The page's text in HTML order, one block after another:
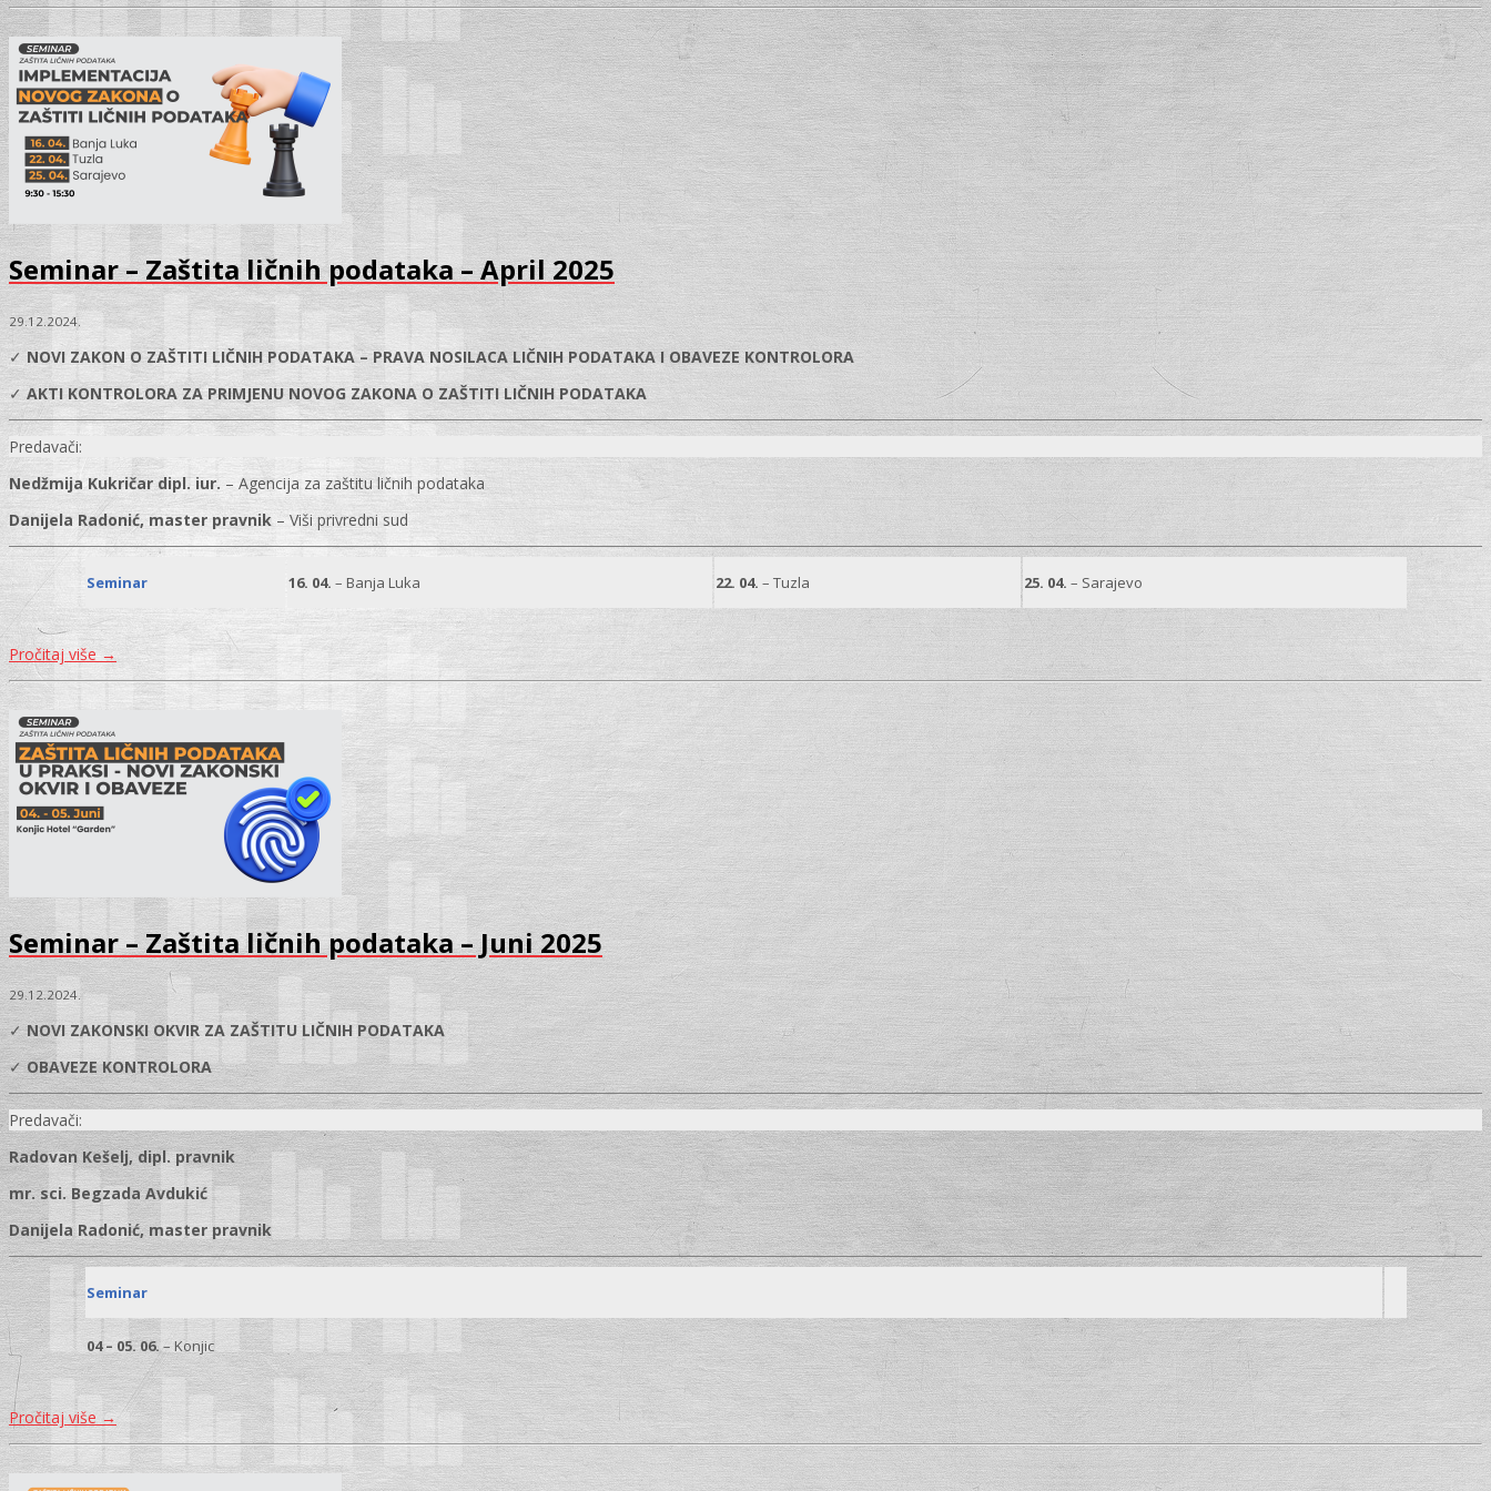
Seminar – Zaštita ličnih podataka – April 2025
29.12.2024.
✓NOVI ZAKON O ZAŠTITI LIČNIH PODATAKA – PRAVA NOSILACA LIČNIH PODATAKA I OBAVEZE KONTROLORA
✓ AKTI KONTROLORA ZA PRIMJENU NOVOG ZAKONA O ZAŠTITI LIČNIH PODATAKA
Predavači:
Nedžmija Kukričar dipl. iur. – Agencija za zaštitu ličnih podataka
Danijela Radonić, master pravnik – Viši privredni sud
Seminar 16. 04. – Banja Luka 22. 04. – Tuzla 25. 04. – Sarajevo
Pročitaj više→
Seminar – Zaštita ličnih podataka – Juni 2025
29.12.2024.
✓ NOVI ZAKONSKI OKVIR ZA ZAŠTITU LIČNIH PODATAKA
✓OBAVEZE KONTROLORA
Predavači:
Radovan Kešelj, dipl. pravnik
mr. sci. Begzada Avdukić
Danijela Radonić, master pravnik
Seminar
04 – 05. 06.– Konjic
Pročitaj više →